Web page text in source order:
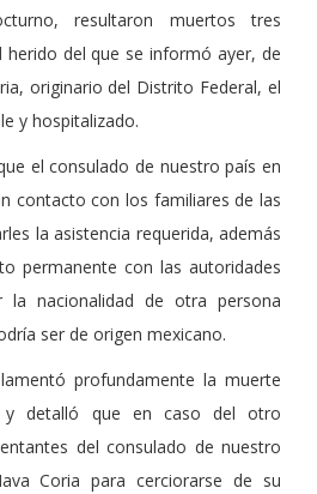
resultaron muertos tres
herido del que se informó ayer, de
originario del Distrito Federal, el
y hospitalizado.
el consulado de nuestro país en
contacto con los familiares de las
la asistencia requerida, además
permanente con las autoridades
la nacionalidad de otra persona
ser de origen mexicano.
profundamente la muerte
y detalló que en caso del otro
del consulado de nuestro
Coria para cerciorarse de su